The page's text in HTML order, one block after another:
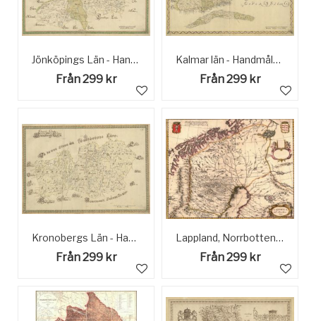
Jönköpings Län - Handmålad historisk karta sent 1600 tal
Från 299 kr
Kalmar län - Handmålad Historisk Karta sent 1600-tal
Från 299 kr
Kronobergs Län - Handmålad Historisk Karta sent 1600-tal
Från 299 kr
Lappland, Norrbotten, Västerbotten - Historisk karta från 1611
Från 299 kr